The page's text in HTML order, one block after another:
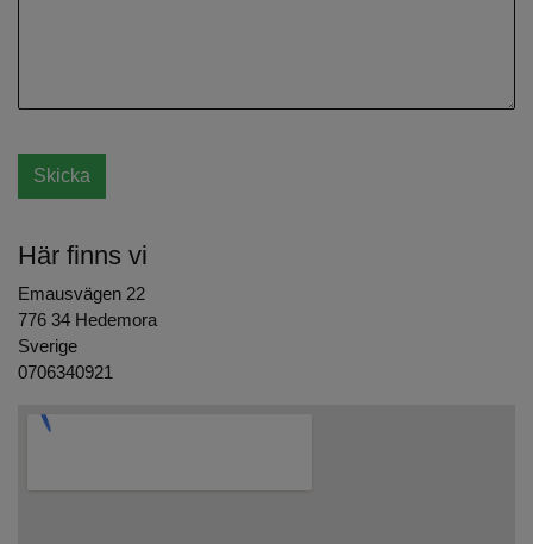
Här finns vi
Emausvägen 22
776 34 Hedemora
Sverige
0706340921